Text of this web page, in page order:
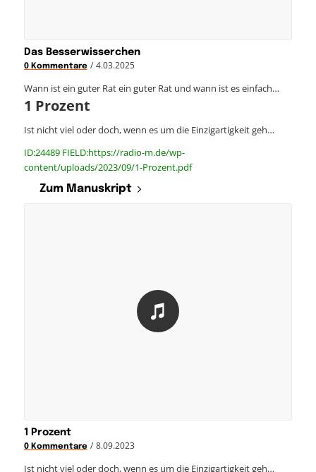
Das Besserwisserchen
0 Kommentare / 4.03.2025
Wann ist ein guter Rat ein guter Rat und wann ist es einfach…
1 Prozent
Ist nicht viel oder doch, wenn es um die Einzigartigkeit geh…
ID:24489 FIELD:https://radio-m.de/wp-
content/uploads/2023/09/1-Prozent.pdf
Zum Manuskript
1 Prozent
0 Kommentare / 8.09.2023
Ist nicht viel oder doch, wenn es um die Einzigartigkeit geh…